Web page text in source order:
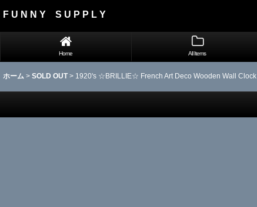
F U N N Y S U P P L Y
Home All Items
ホーム > SOLD OUT > 1920's ☆BRILLIE☆ French Art Deco Wooden Wall Clock